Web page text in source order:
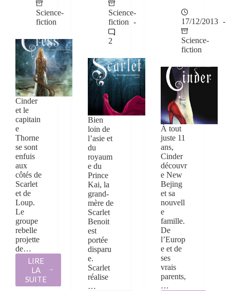
Science-
fiction
Cinder
et le
capitain
e
Thorne
se sont
enfuis
aux
côtés de
Scarlet
et de
Loup.
Le
groupe
rebelle
projette
de…
LIRE
LA
SUITE
CHRONIQUES
LUNAIRE
Science-
fiction
2
Bien
loin de
l’asie et
du
royaum
e du
Prince
Kai, la
grand-
mère de
Scarlet
Benoit
est
portée
disparu
e.
Scarlet
réalise
…
17/12/2013
Science-
fiction
À tout
juste 11
ans,
Cinder
découvr
e New
Bejing
et sa
nouvell
e
famille.
De
l’Europ
e et de
ses
vrais
parents,
…